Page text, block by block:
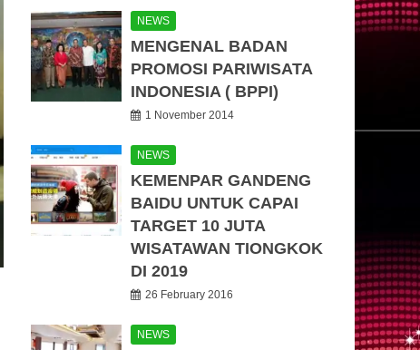
NEWS
MENGENAL BADAN
PROMOSI PARIWISATA
INDONESIA ( BPPI)
1 November 2014
NEWS
KEMENPAR GANDENG
BAIDU UNTUK CAPAI
TARGET 10 JUTA
WISATAWAN TIONGKOK
DI 2019
26 February 2016
NEWS